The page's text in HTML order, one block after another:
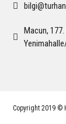
Macun,
Copyright 2019 ©